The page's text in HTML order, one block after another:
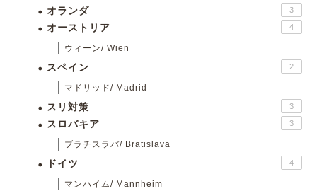
オランダ 3
オーストリア 4
ウィーン/ Wien
スペイン 2
マドリッド/ Madrid
スリ対策 3
スロバキア 3
ブラチスラバ/ Bratislava
ドイツ 4
マンハイム/ Mannheim